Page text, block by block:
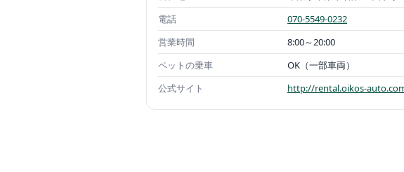
電話
070-5549-0232
営業時間
8:00～20:00
ペットの乗車
OK（一部車両）
公式サイト
http://rental.oikos-